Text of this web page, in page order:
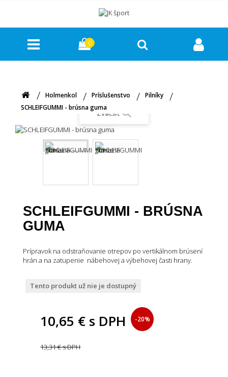
0
Holmenkol Príslušenstvo
Pilníky
SCHLEIFGUMMI - brúsna guma
Zväčšiť
SCHLEIFGUMMI - BRÚSNA
GUMA
Prípravok na odstraňovanie otrepov po vertikálnom brúsení
hrán a na zatupenie nábehovej a výbehovej časti hrany.
Tento produkt už nie je dostupný
10,65 € s DPH -20%
13,31 €s DPH